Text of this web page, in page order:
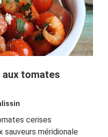
tomates
cerises
méridionale